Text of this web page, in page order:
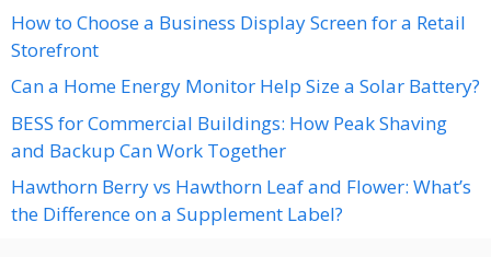
How to Choose a Business Display Screen for a Retail
Storefront
Can a Home Energy Monitor Help Size a Solar Battery?
BESS for Commercial Buildings: How Peak Shaving
and Backup Can Work Together
Hawthorn Berry vs Hawthorn Leaf and Flower: What’s
the Difference on a Supplement Label?